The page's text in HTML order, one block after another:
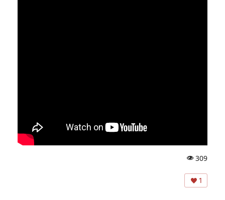
ns
ic
309
1